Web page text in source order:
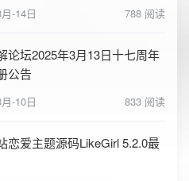
-14日 788 阅读
论坛2025年3月13日十七周年
公告
-10日 833 阅读
恋爱主题源码LikeGirl 5.2.0最